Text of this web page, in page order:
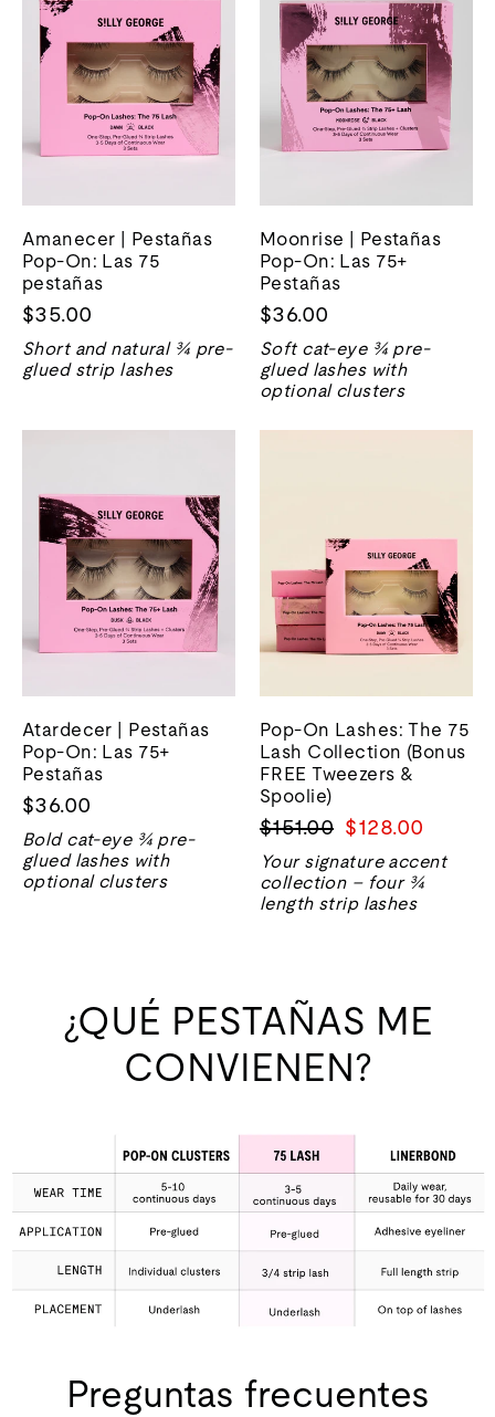
Amanecer | Pestañas
Pop-On: Las 75
pestañas
$35.00
Short and natural ¾ pre-
glued strip lashes
Moonrise | Pestañas
Pop-On: Las 75+
Pestañas
$36.00
Soft cat-eye ¾ pre-
glued lashes with
optional clusters
Atardecer | Pestañas
Pop-On: Las 75+
Pestañas
$36.00
Bold cat-eye ¾ pre-
glued lashes with
optional clusters
Pop-On Lashes: The 75
Lash Collection (Bonus
FREE Tweezers &
Spoolie)
Precio
normal
$151.00 Precio
de
venta
$128.00
Your signature accent
collection – four ¾
length strip lashes
¿QUÉ PESTAÑAS ME
CONVIENEN?
Preguntas frecuentes